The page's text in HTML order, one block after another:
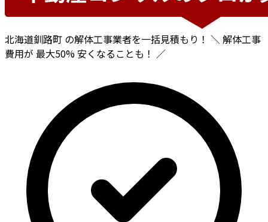
北海道釧路町 の解体工事業者を一括見積もり！ ＼ 解体工事
費用が 最大50%安くなることも！ ／